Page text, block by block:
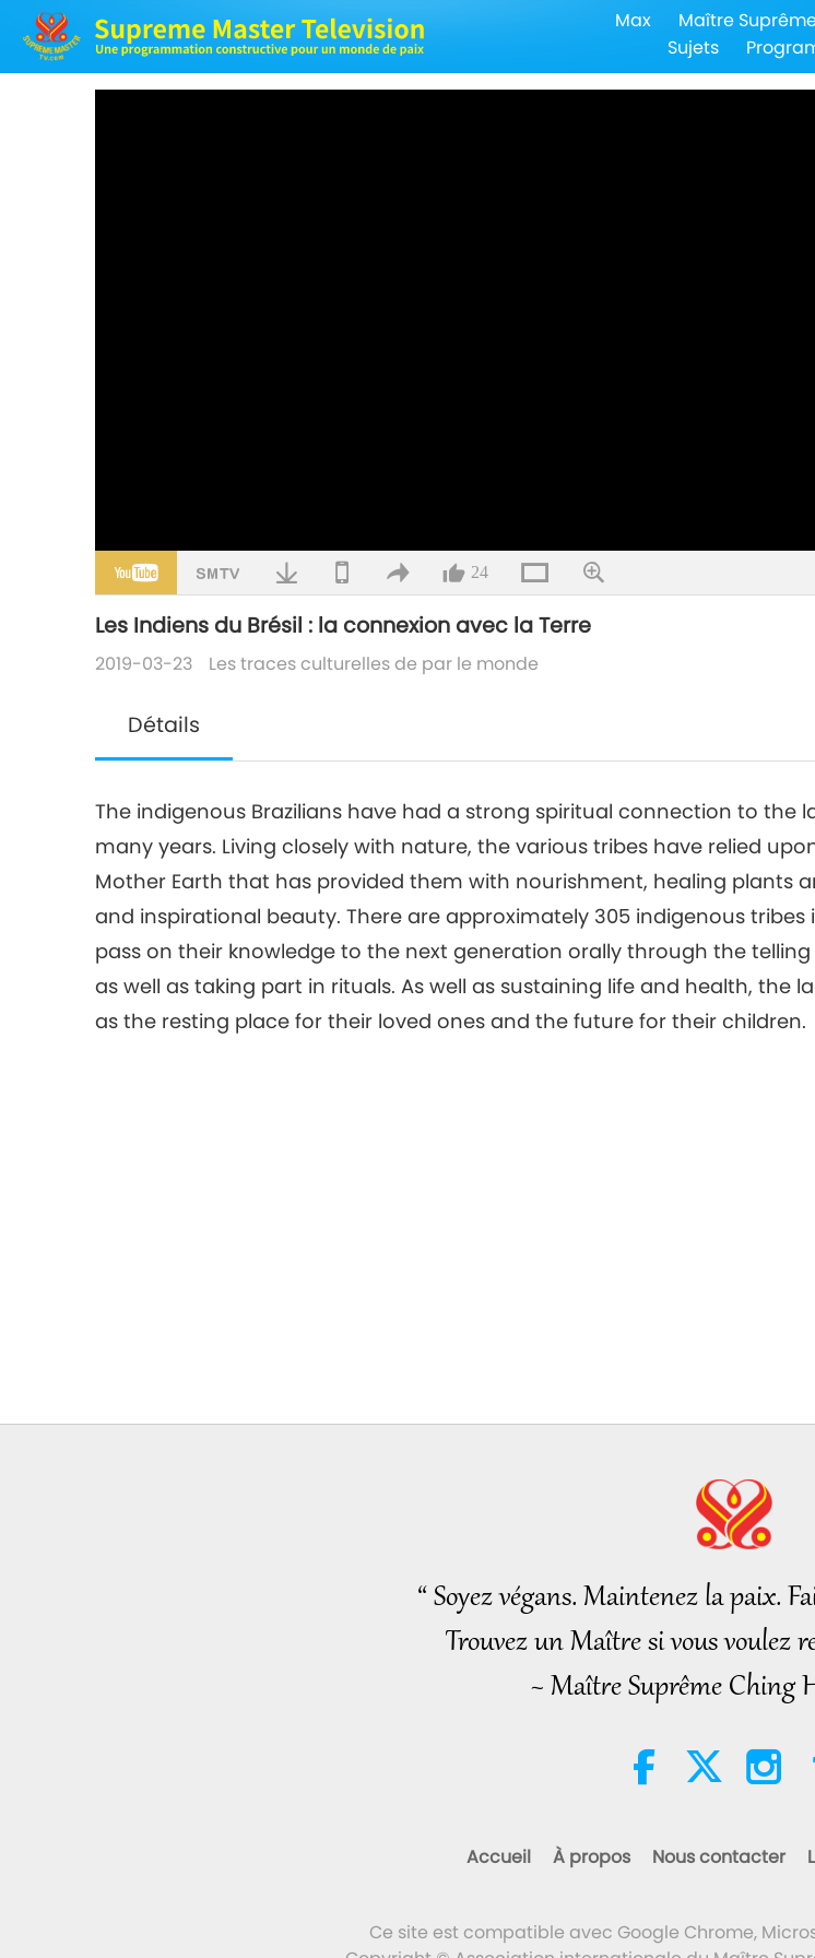
Max Maître
Sujets
24
Les Indiens du Brésil : la connexion avec la Terre
2019-03-23 Les traces culturelles de par le monde
Détails
The indigenous Brazilians have had a strong spiritual connection to the
many years. Living closely with nature, the various tribes have relied
Mother Earth that has provided them with nourishment, healing plants
and inspirational beauty. There are approximately 305 indigenous tribes
pass on their knowledge to the next generation orally through the telling
as well as taking part in rituals. As well as sustaining life and health, the
as the resting place for their loved ones and the future for their children.
“ Soyez végans. Maintenez la paix.
Trouvez un Maître si vous voulez
~ Maître Suprême Ching
Accueil À propos Nous contacter
Ce site est compatible avec Google Chrome,